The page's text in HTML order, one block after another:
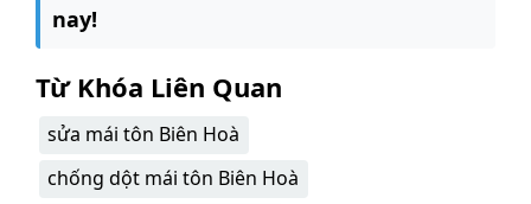
nay!
Từ Khóa Liên Quan
sửa mái tôn Biên Hoà
chống dột mái tôn Biên Hoà